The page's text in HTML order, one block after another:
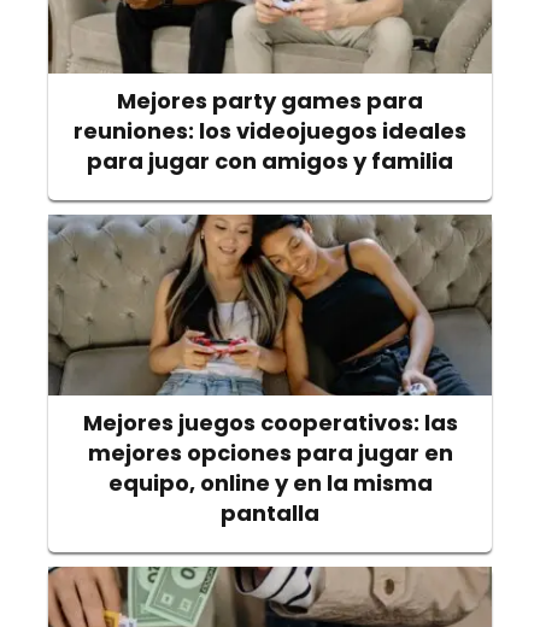
Mejores party games para
reuniones: los videojuegos ideales
para jugar con amigos y familia
Mejores juegos cooperativos: las
mejores opciones para jugar en
equipo, online y en la misma
pantalla